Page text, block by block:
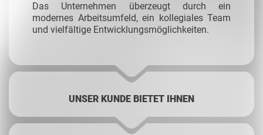
Das Unternehmen überzeugt durch ein
modernes Arbeitsumfeld, ein kollegiales Team
und vielfältige Entwicklungsmöglichkeiten.
UNSER KUNDE BIETET IHNEN